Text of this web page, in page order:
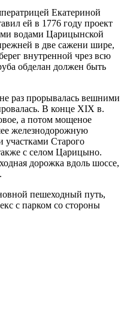
Екатериной
ей в 1776 году проект
водами Царицынской
в две сажени шире,
внутренной чрез всю
обделан должен быть
раз прорывалась вешними
В конце XIX в.
а потом мощеное
железнодорожную
Старого
с селом Царицыно.
дорожка вдоль шоссе,
пешеходный путь,
с парком со стороны